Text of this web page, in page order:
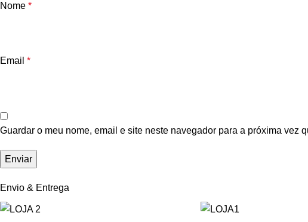
Nome *
Email *
Guardar o meu nome, email e site neste navegador para a próxima vez
Envio & Entrega